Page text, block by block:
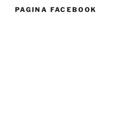
PAGINA FACEBOOK